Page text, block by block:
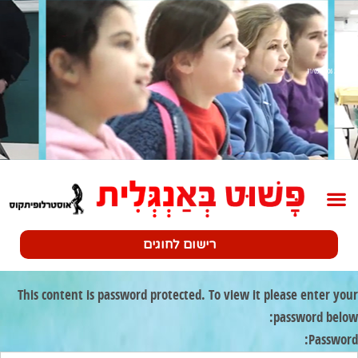
רישום לחוגים
This content is password protected. To view it please enter your
password below:
Password: